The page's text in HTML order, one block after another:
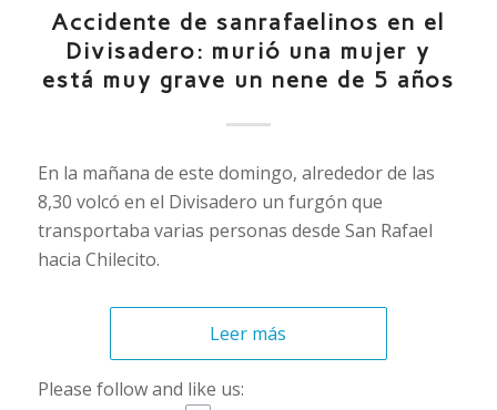
Accidente de sanrafaelinos en el
Divisadero: murió una mujer y
está muy grave un nene de 5 años
En la mañana de este domingo, alrededor de las
8,30 volcó en el Divisadero un furgón que
transportaba varias personas desde San Rafael
hacia Chilecito.
Leer más
Please follow and like us: